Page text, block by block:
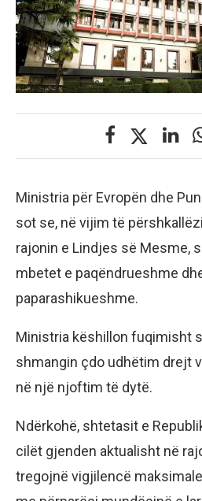
Ministria për Evropën dhe
sot se, në vijim të
rajonin e Lindjes së Mesme,
mbetet e paqëndrueshme
paparashikueshme.
Ministria këshillon fuqimisht
shmangin çdo udhëtim drejt
në një njoftim të dytë.
Ndërkohë, shtetasit e
cilët gjenden aktualisht në
tregojnë vigjilencë